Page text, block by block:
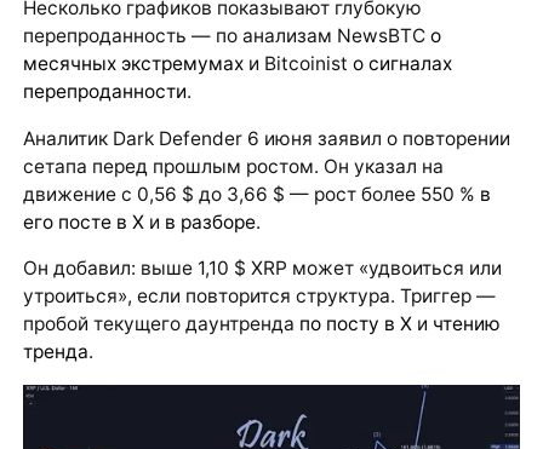
Несколько графиков показывают глубокую
перепроданность — по анализам NewsBTC о
месячных экстремумахи Bitcoinist о сигналах
перепроданности.
Аналитик Dark Defender 6 июня заявил о повторении
сетапа перед прошлым ростом. Он указал на
движение с 0,56 $ до 3,66 $ — рост более 550 % в
его посте в Xи в разборе.
Он добавил: выше 1,10 $ XRP может «удвоиться или
утроиться», если повторится структура. Триггер —
пробой текущего даунтренда по посту в Xи чтению
тренда.